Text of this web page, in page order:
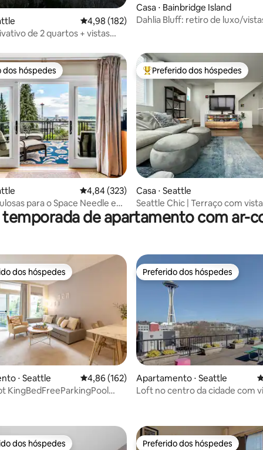
de 5, 450 avaliações
4,98 de uma avaliação média de 5, 182
4,98 (182)
de 2 quartos + vistas
Casa ⋅ Bainbridge Island
Dahlia Bluff: retiro de luxo/
de 5, 109 avaliações
dos hóspedes
dos hóspedes
4,84 de uma avaliação média de 5, 323
4,84 (323)
para o Space Needle em
Entre os melhores preferidos
Preferido dos hóspedes
Casa ⋅ Seattle
Seattle Chic | Terraço com vista
panorâmica
de apartamento com ar-
de 5, 329 avaliações
preferidos dos hóspedes
dos hóspedes
⋅ Seattle 4,86 de uma avaliação média de 5, 162
4,86 (162)
KingBedFreeParkingPool
Preferido dos hóspedes
Preferido dos hóspedes
Apartamento ⋅ Seattle
Loft no centro da cidade com
dos hóspedes Preferido dos hóspedes